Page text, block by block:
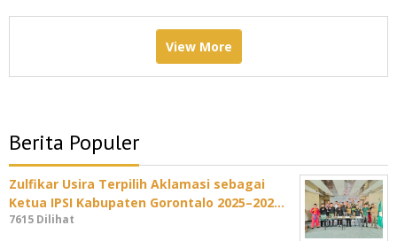
View More
Berita Populer
Zulfikar Usira Terpilih Aklamasi sebagai
Ketua IPSI Kabupaten Gorontalo 2025–202…
7615 Dilihat